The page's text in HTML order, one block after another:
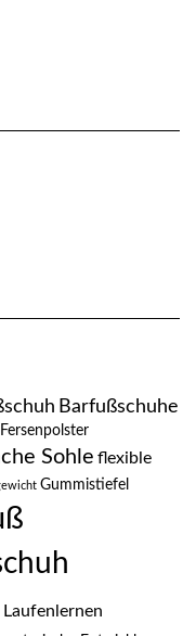
Barfußschuhe
Fersenpolster
Sohle flexible
Gummistiefel
Laufenlernen